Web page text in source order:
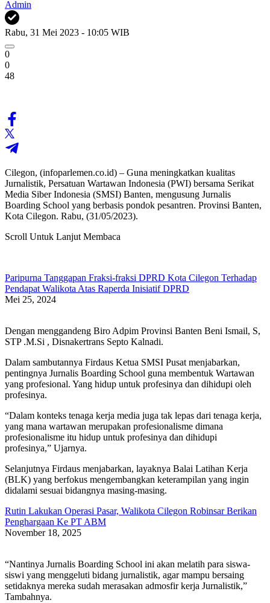
Admin
Rabu, 31 Mei 2023 - 10:05 WIB
0
0
48
Cilegon, (infoparlemen.co.id) – Guna meningkatkan kualitas
Jurnalistik, Persatuan Wartawan Indonesia (PWI) bersama Serikat
Media Siber Indonesia (SMSI) Banten, mengusung Jurnalis
Boarding School yang berbasis pondok pesantren. Provinsi Banten,
Kota Cilegon. Rabu, (31/05/2023).
Scroll Untuk Lanjut Membaca
Paripurna Tanggapan Fraksi-fraksi DPRD Kota Cilegon Terhadap
Pendapat Walikota Atas Raperda Inisiatif DPRD
Mei 25, 2024
Dengan menggandeng Biro Adpim Provinsi Banten Beni Ismail, S,
STP .M.Si , Disnakertrans Septo Kalnadi.
Dalam sambutannya Firdaus Ketua SMSI Pusat menjabarkan,
pentingnya Jurnalis Boarding School guna membentuk Wartawan
yang profesional. Yang hidup untuk profesinya dan dihidupi oleh
profesinya.
“Dalam konteks tenaga kerja media juga tak lepas dari tenaga kerja,
yang mana wartawan merupakan profesionalisme dimana
profesionalisme itu hidup untuk profesinya dan dihidupi
profesinya,” Ujarnya.
Selanjutnya Firdaus menjabarkan, layaknya Balai Latihan Kerja
(BLK) yang berfokus mengembangkan keterampilan yang ingin
didalami sesuai bidangnya masing-masing.
Rutin Lakukan Operasi Pasar, Walikota Cilegon Robinsar Berikan
Penghargaan Ke PT ABM
November 18, 2025
“Nantinya Jurnalis Boarding School ini akan melatih para siswa-
siswi yang menggeluti bidang jurnalistik, agar mampu bersaing
setidaknya mereka sudah merasakan admosfir kerja Jurnalistik,”
Tambahnya.